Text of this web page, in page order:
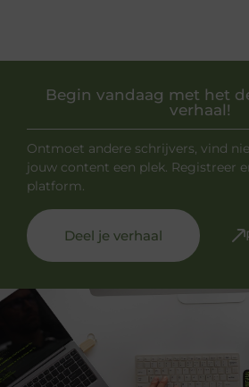
Begin vandaag met het
verhaal!
Ontmoet andere schrijvers, vind
jouw content een plek. Registreer
platform.
Deel je verhaal